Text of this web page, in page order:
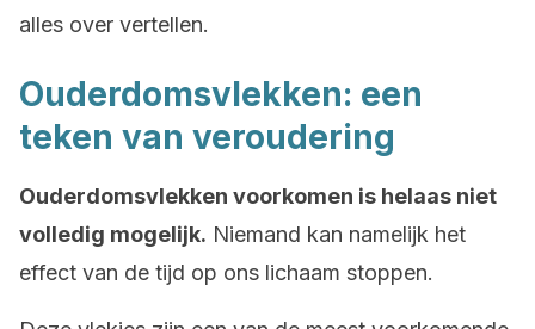
alles over vertellen.
Ouderdomsvlekken: een
teken van veroudering
Ouderdomsvlekken voorkomen is helaas niet
volledig mogelijk. Niemand kan namelijk het
effect van de tijd op ons lichaam stoppen.